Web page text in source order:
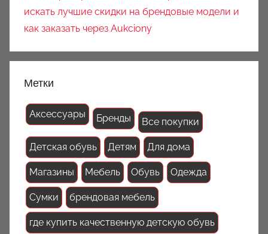
искать лучшие скидки на брендовые модели и
как заказать через Aukciony
Метки
Аксессуары Бренды Все покупки
Детская обувь Детям Для дома
Магазины Мебель Обувь Одежда
Сумки брендовая мебель
где купить качественную детскую обувь